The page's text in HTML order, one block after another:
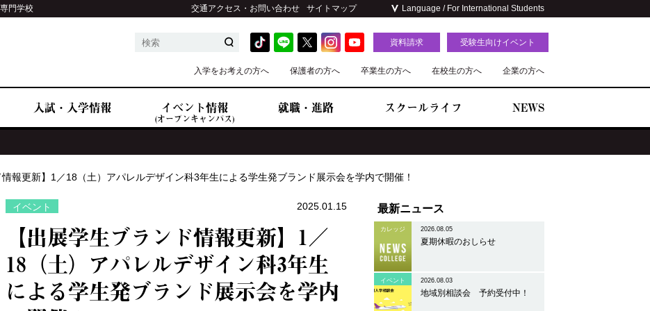
門学校 交通アクセス・お問い合わせ サイトマップ Language / For International Students
資料請求 受験生向けイベント
入試・入学情報 イベント情報
(オープンキャンパス)
就職・進路 スクールライフ NEWS
入学をお考えの方へ 保護者の方へ 卒業生の方へ 在校生の方へ 企業の方へ
情報更新】1／18（土）アパレルデザイン科3年生による学生発ブランド展示会を学内で開催！
イベント 2025.01.15
【出展学生ブランド情報更新】1／
18（土）アパレルデザイン科3年生
による学生発ブランド展示会を学内
最新ニュース
カレッジ 2026.08.05
夏期休暇のおしらせ
イベント 2026.08.03
地域別相談会 予約受付中！